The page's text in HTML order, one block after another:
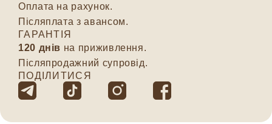
Оплата на рахунок.
Післяплата з авансом.
ГАРАНТІЯ
120 днів на приживлення.
Післяпродажний супровід.
ПОДІЛИТИСЯ